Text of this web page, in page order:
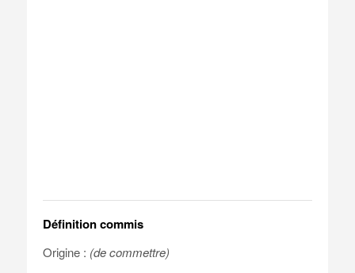
Définition commis
Origine : (de commettre)